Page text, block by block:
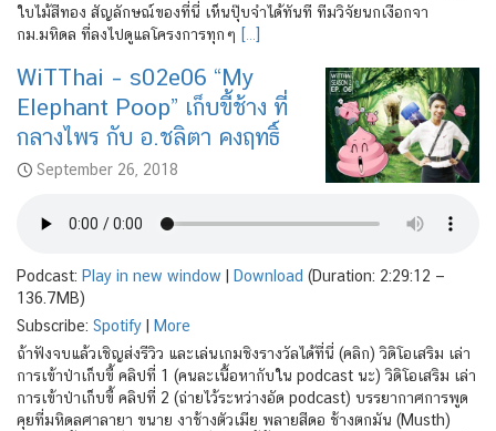
ใบไม้สีทอง สัญลักษณ์ของที่นี่ เห็นปุ๊บจำได้ทันที ทีมวิจัยนกเงือกจา
กม.มหิดล ที่ลงไปดูแลโครงการทุกๆ […]
WiTThai – s02e06 “My
Elephant Poop” เก็บขี้ช้าง ที่
กลางไพร กับ อ.ชลิตา คงฤทธิ์
September 26, 2018
Podcast: Play in new window Download (Duration: 2:29:12 —
136.7MB)
Subscribe: Spotify
More
ถ้าฟังจบแล้วเชิญส่งรีวิว และเล่นเกมชิงรางวัลได้ที่นี่ (คลิก) วิดิโอเสริม เล่า
การเข้าป่าเก็บขี้ คลิปที่ 1 (คนละเนื้อหากับใน podcast นะ) วิดิโอเสริม เล่า
การเข้าป่าเก็บขี้ คลิปที่ 2 (ถ่ายไว้ระหว่างอัด podcast) บรรยากาศการพูด
คุยที่มหิดลศาลายา ขนาย งาช้างตัวเมีย พลายสีดอ ช้างตกมัน (Musth)